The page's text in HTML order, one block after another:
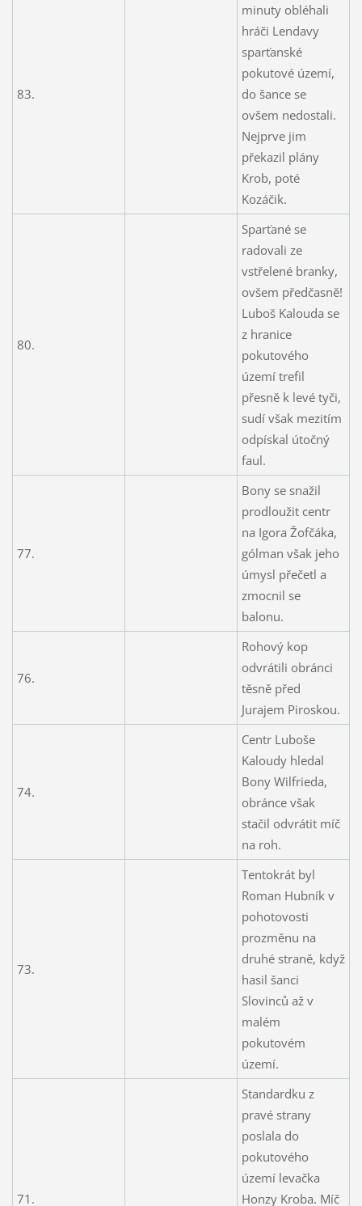
83.
minuty obléhali
hráči Lendavy
sparťanské
pokutové území,
do šance se
ovšem nedostali.
Nejprve jim
překazil plány
Krob, poté
Kozáčik.
80.
Sparťané se
radovali ze
vstřelené branky,
ovšem předčasně!
Luboš Kalouda se
z hranice
pokutového
území trefil
přesně k levé tyči,
sudí však mezitím
odpískal útočný
faul.
77.
Bony se snažil
prodloužit centr
na Igora Žofčáka,
gólman však jeho
úmysl přečetl a
zmocnil se
balonu.
76.
Rohový kop
odvrátili obránci
těsně před
Jurajem Piroskou.
74.
Centr Luboše
Kaloudy hledal
Bony Wilfrieda,
obránce však
stačil odvrátit míč
na roh.
73.
Tentokrát byl
Roman Hubník v
pohotovosti
prozměnu na
druhé straně, když
hasil šanci
Slovinců až v
malém
pokutovém
území.
71.
Standardku z
pravé strany
poslala do
pokutového
území levačka
Honzy Kroba. Míč